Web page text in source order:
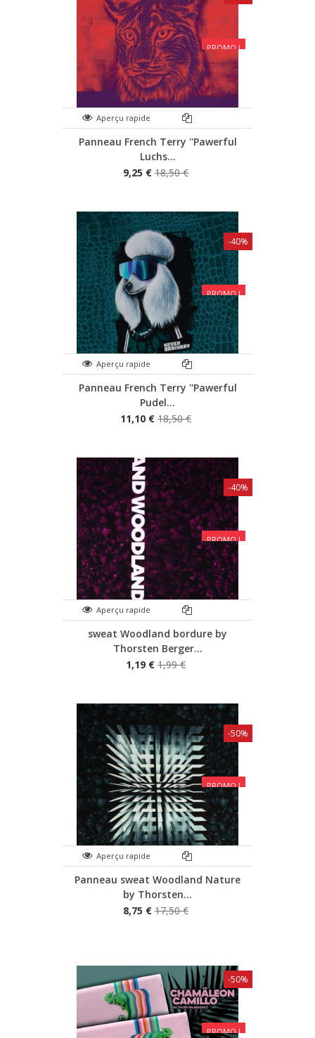
PROMO !
Aperçu rapide
Panneau French Terry ''Pawerful
Luchs...
9,25 € 18,50 €
PROMO !
Aperçu rapide
Panneau French Terry ''Pawerful
Pudel...
11,10 € 18,50 €
-40%
PROMO !
Aperçu rapide
sweat Woodland bordure by
Thorsten Berger...
1,19 € 1,99 €
-40%
PROMO !
Aperçu rapide
Panneau sweat Woodland Nature
by Thorsten...
8,75 € 17,50 €
-50%
PROMO !
-50%